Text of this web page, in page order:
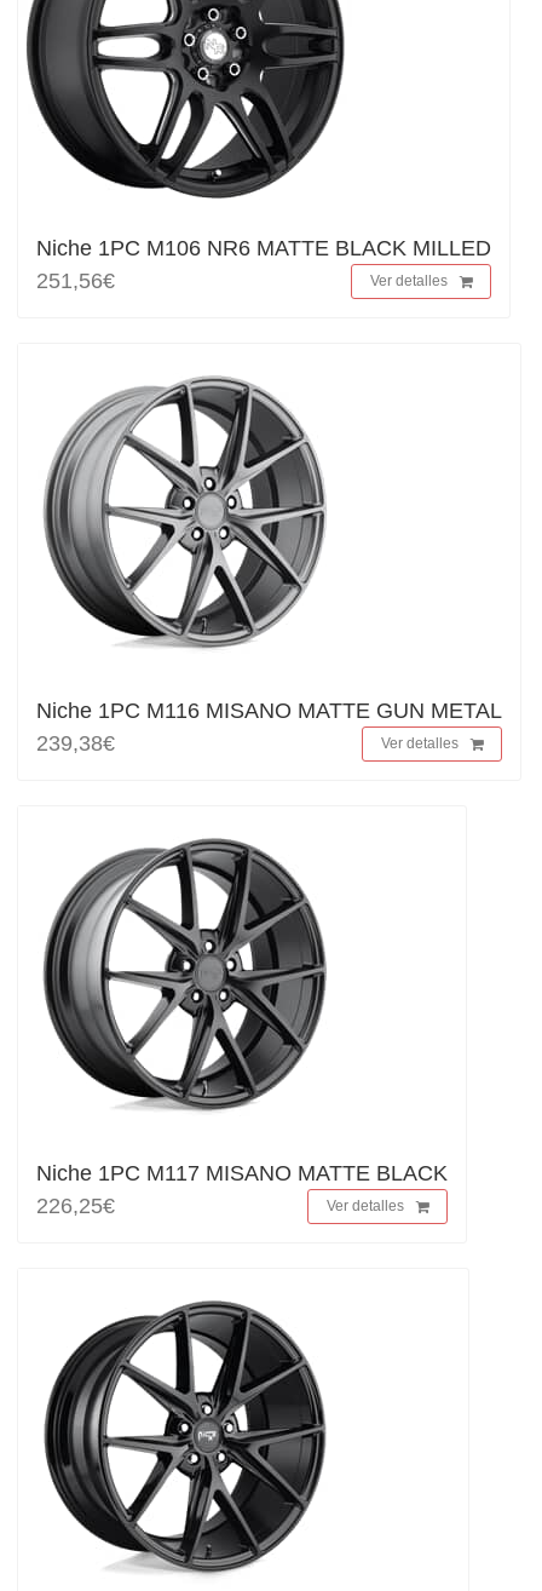
Niche 1PC M106 NR6 MATTE BLACK MILLED
251,56€
Ver detalles
Niche 1PC M116 MISANO MATTE GUN METAL
239,38€
Ver detalles
Niche 1PC M117 MISANO MATTE BLACK
226,25€
Ver detalles